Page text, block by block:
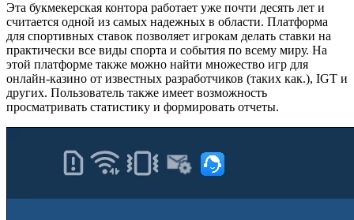
Эта букмекерская контора работает уже почти десять лет и
считается одной из самых надежных в области. Платформа
для спортивных ставок позволяет игрокам делать ставки на
практически все виды спорта и события по всему миру. На
этой платформе также можно найти множество игр для
онлайн-казино от известных разработчиков (таких как.), IGT и
других. Пользователь также имеет возможность
просматривать статистику и формировать отчеты.